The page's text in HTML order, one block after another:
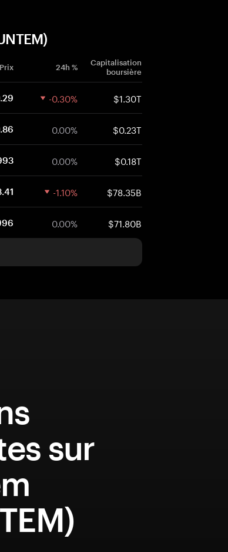
Prix 24h %
Capitalisation
boursière
-0.30% $1.30T
0.00% $0.23T
0.00% $0.18T
-1.10% $78.35B
0.00% $71.80B
sur